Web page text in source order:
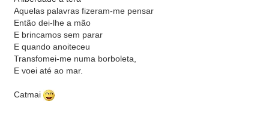
Aquelas palavras fizeram-me pensar
Então dei-lhe a mão
E brincamos sem parar
E quando anoiteceu
Transfomei-me numa borboleta,
E voei até ao mar.
Catmai